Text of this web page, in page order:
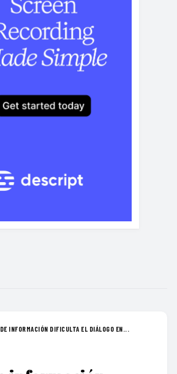
INFORMACIÓN DIFICULTA EL DIÁLOGO EN...